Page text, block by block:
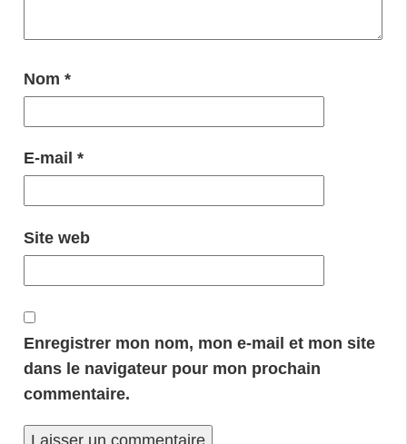
Nom *
E-mail *
Site web
Enregistrer mon nom, mon e-mail et mon site
dans le navigateur pour mon prochain
commentaire.